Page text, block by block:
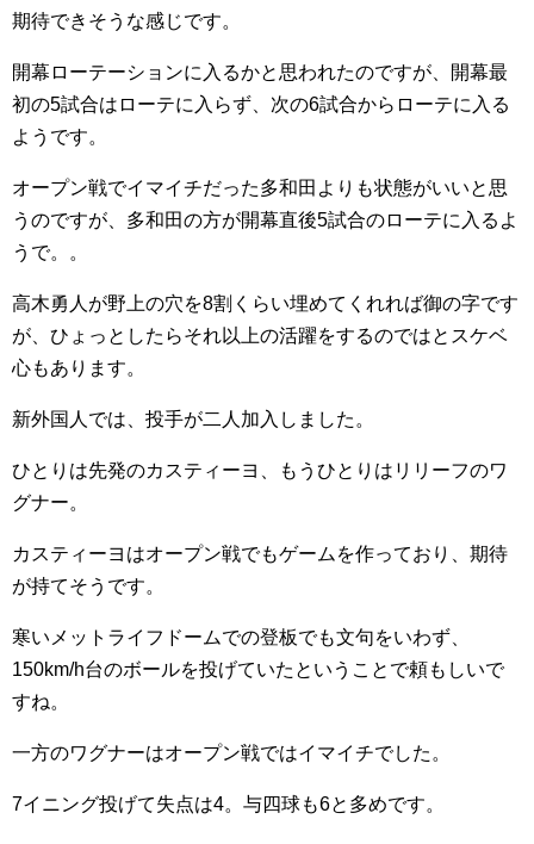
期待できそうな感じです。
開幕ローテーションに入るかと思われたのですが、開幕最
初の5試合はローテに入らず、次の6試合からローテに入る
ようです。
オープン戦でイマイチだった多和田よりも状態がいいと思
うのですが、多和田の方が開幕直後5試合のローテに入るよ
うで。。
高木勇人が野上の穴を8割くらい埋めてくれれば御の字です
が、ひょっとしたらそれ以上の活躍をするのではとスケベ
心もあります。
新外国人では、投手が二人加入しました。
ひとりは先発のカスティーヨ、もうひとりはリリーフのワ
グナー。
カスティーヨはオープン戦でもゲームを作っており、期待
が持てそうです。
寒いメットライフドームでの登板でも文句をいわず、
150km/h台のボールを投げていたということで頼もしいで
すね。
一方のワグナーはオープン戦ではイマイチでした。
7イニング投げて失点は4。与四球も6と多めです。